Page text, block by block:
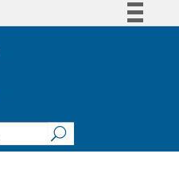
Legislação